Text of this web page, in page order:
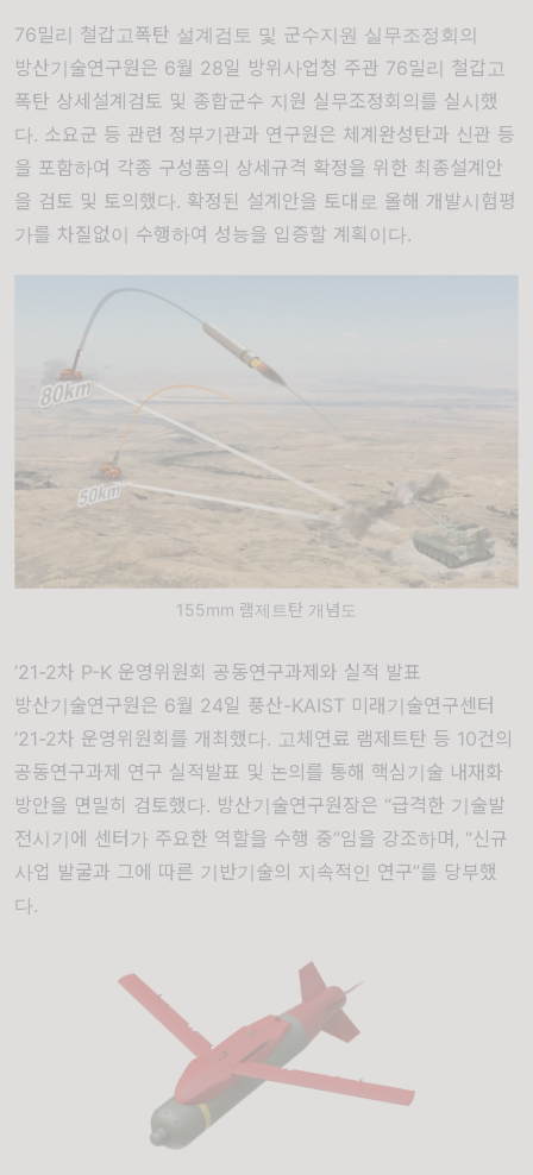
76밀리 철갑고폭탄 설계검토 및 군수지원 실무조정회의
방산기술연구원은 6월 28일 방위사업청 주관 76밀리 철갑고
폭탄 상세설계검토 및 종합군수 지원 실무조정회의를 실시했
다. 소요군 등 관련 정부기관과 연구원은 체계완성탄과 신관 등
을 포함하여 각종 구성품의 상세규격 확정을 위한 최종설계안
을 검토 및 토의했다. 확정된 설계안을 토대로 올해 개발시험평
가를 차질없이 수행하여 성능을 입증할 계획이다.
155mm 램제트탄 개념도
’21-2차 P-K 운영위원회 공동연구과제와 실적 발표
방산기술연구원은 6월 24일 풍산-KAIST 미래기술연구센터
’21-2차 운영위원회를 개최했다. 고체연료 램제트탄 등 10건의
공동연구과제 연구 실적발표 및 논의를 통해 핵심기술 내재화
방안을 면밀히 검토했다. 방산기술연구원장은 “급격한 기술발
전시기에 센터가 주요한 역할을 수행 중”임을 강조하며, “신규
사업 발굴과 그에 따른 기반기술의 지속적인 연구”를 당부했
다.